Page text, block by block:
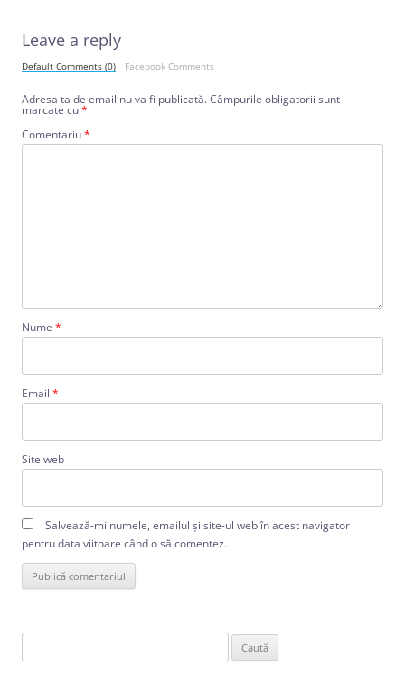
Leave a reply
Default Comments (0) Facebook Comments
Adresa ta de email nu va fi publicată.Câmpurile obligatorii sunt
marcate cu*
Comentariu*
Nume *
Email *
Site web
Salvează-mi numele, emailul și site-ul web în acest navigator
pentru data viitoare când o să comentez.
după: